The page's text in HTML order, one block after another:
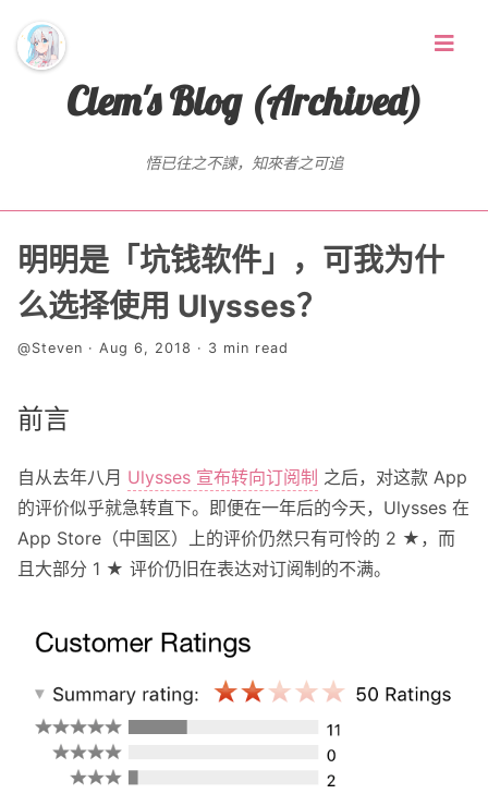
Clem's Blog (Archived)
悟已往之不諫，知來者之可追
首页
Random Thoughts
标签
友链
关于我
关于这个 Blog
明明是「坑钱软件」，可我为什
么选择使用 Ulysses？
@Steven · Aug 6, 2018 · 3 min read
前言
自从去年八月 Ulysses 宣布转向订阅制 之后，对这款 App
的评价似乎就急转直下。即便在一年后的今天，Ulysses 在
App Store（中国区）上的评价仍然只有可怜的 2 ★，而
且大部分 1 ★ 评价仍旧在表达对订阅制的不满。